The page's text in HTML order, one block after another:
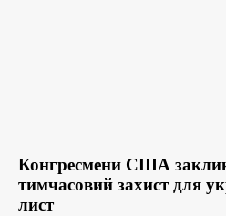
Конгресмени США
тимчасовий захист для
лист